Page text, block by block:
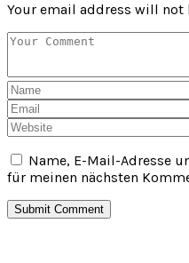
Your email address will not
Name, E-Mail-Adresse
für meinen nächsten